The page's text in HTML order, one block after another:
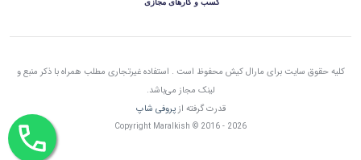
کلیه حقوق سایت برای مارال کیش محفوظ است . استفاده غیرتجاری مطلب همراه با ذکر منبع و
لینک مجاز می‌باشد.
قدرت گرفته ازپروفی شاپ
Copyright Maralkish © 2016 - 2026